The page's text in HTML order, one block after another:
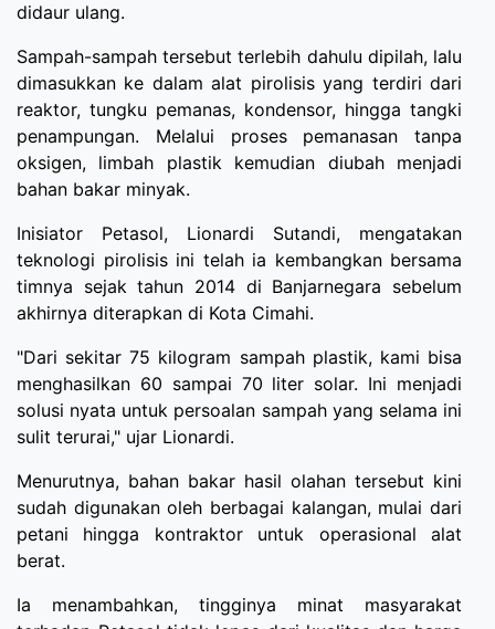
didaur ulang.
Sampah-sampah tersebut terlebih dahulu dipilah, lalu
dimasukkan ke dalam alat pirolisis yang terdiri dari
reaktor, tungku pemanas, kondensor, hingga tangki
penampungan. Melalui proses pemanasan tanpa
oksigen, limbah plastik kemudian diubah menjadi
bahan bakar minyak.
Inisiator Petasol, Lionardi Sutandi, mengatakan
teknologi pirolisis ini telah ia kembangkan bersama
timnya sejak tahun 2014 di Banjarnegara sebelum
akhirnya diterapkan di Kota Cimahi.
"Dari sekitar 75 kilogram sampah plastik, kami bisa
menghasilkan 60 sampai 70 liter solar. Ini menjadi
solusi nyata untuk persoalan sampah yang selama ini
sulit terurai," ujar Lionardi.
Menurutnya, bahan bakar hasil olahan tersebut kini
sudah digunakan oleh berbagai kalangan, mulai dari
petani hingga kontraktor untuk operasional alat
berat.
Ia menambahkan, tingginya minat masyarakat